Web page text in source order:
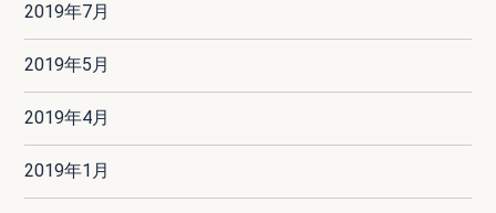
2019年7月
2019年5月
2019年4月
2019年1月